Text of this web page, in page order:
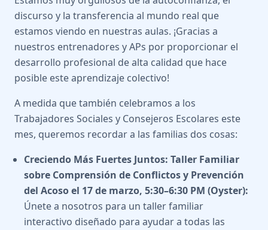
discurso y la transferencia al mundo real que
estamos viendo en nuestras aulas. ¡Gracias a
nuestros entrenadores y APs por proporcionar el
desarrollo profesional de alta calidad que hace
posible este aprendizaje colectivo!
A medida que también celebramos a los
Trabajadores Sociales y Consejeros Escolares este
mes, queremos recordar a las familias dos cosas:
Creciendo Más Fuertes Juntos: Taller Familiar
sobre Comprensión de Conflictos y Prevención
del Acoso el 17 de marzo, 5:30–6:30 PM (Oyster):
Únete a nosotros para un taller familiar
interactivo diseñado para ayudar a todas las